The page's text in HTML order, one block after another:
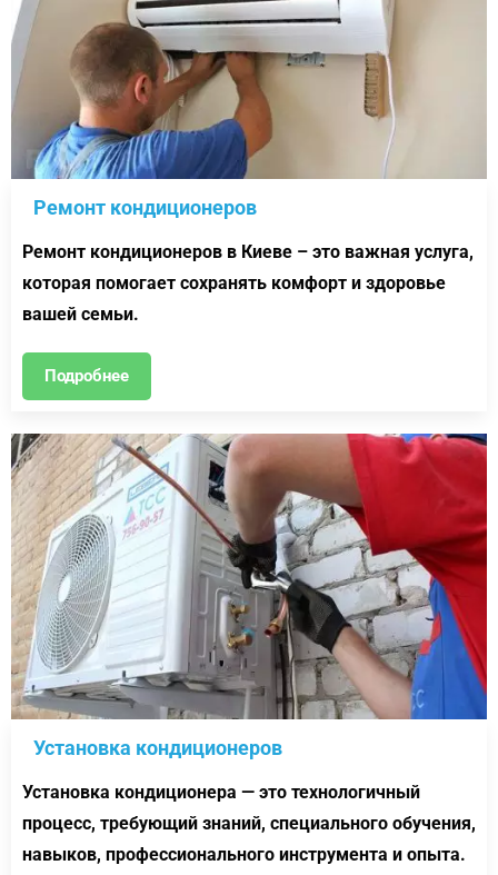
Ремонт кондиционеров
Ремонт кондиционеров в Киеве – это важная услуга,
которая помогает сохранять комфорт и здоровье
вашей семьи.
Подробнее
Установка кондиционеров
Установка кондиционера — это технологичный
процесс, требующий знаний, специального обучения,
навыков, профессионального инструмента и опыта.